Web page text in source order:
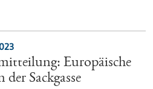
Europäische
Sackgasse